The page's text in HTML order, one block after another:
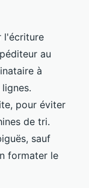
l'écriture
au
à
pour éviter
de tri.
sauf
formater le